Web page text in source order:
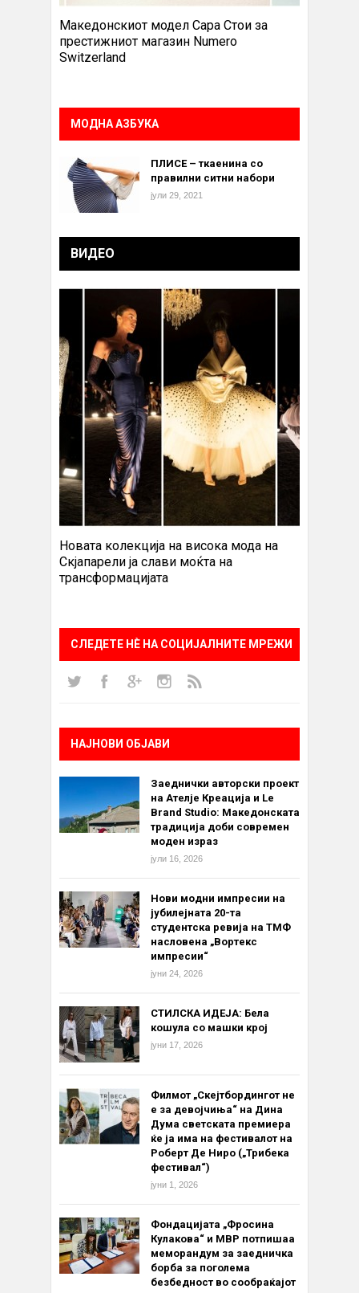
Македонскиот модел Сара Стои за
престижниот магазин Numero
Switzerland
МОДНА АЗБУКА
ПЛИСЕ – ткаенина со
правилни ситни набори
јули 29, 2021
ВИДЕО
Новата колекција на висока мода на
Скјапарели ја слави моќта на
трансформацијата
СЛЕДЕТЕ НÈ НА СОЦИЈАЛНИТЕ МРЕЖИ
НАЈНОВИ ОБЈАВИ
Заеднички авторски проект
на Ателје Креација и Le
Brand Studio: Македонската
традиција доби современ
моден израз
јули 16, 2026
Нови модни импресии на
јубилејната 20-та
студентска ревија на ТМФ
насловена „Вортекс
импресии“
јуни 24, 2026
СТИЛСКА ИДЕЈА: Бела
кошула со машки крој
јуни 17, 2026
Филмот „Скејтбордингот не
е за девојчиња“ на Дина
Дума светската премиера
ќе ја има на фестивалот на
Роберт Де Ниро („Трибека
фестивал“)
јуни 1, 2026
Фондацијата „Фросина
Кулакова“ и МВР потпишаа
меморандум за заедничка
борба за поголема
безбедност во сообраќајот